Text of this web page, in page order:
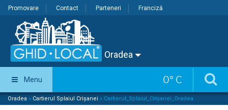
Promovare Contact Parteneri Franciză
Oradea
0° C
Menu
Oradea » Cartierul Splaiul Crișanei » Cartierul_Splaiul_Crișanei_Oradea